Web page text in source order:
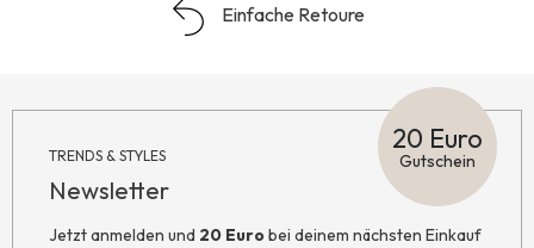
Einfache Retoure
TRENDS & STYLES
Newsletter
20 Euro
Gutschein
Jetzt anmelden und 20 Eurobei deinem nächsten Einkauf